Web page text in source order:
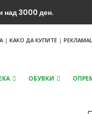
над 3000 ден.
|КАКО ДА КУПИТЕ |
ОБУВКИ